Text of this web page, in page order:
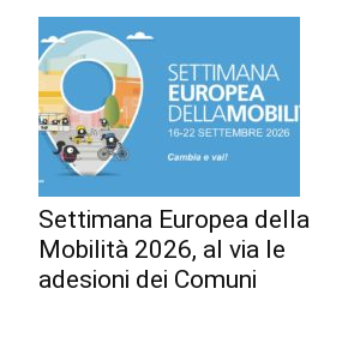
Settimana Europea della
Mobilità 2026, al via le
adesioni dei Comuni